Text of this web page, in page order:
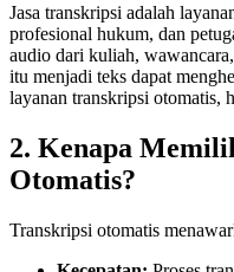
Jasa transkripsi adalah
profesional hukum, dan
audio dari kuliah,
itu menjadi teks dapat
layanan transkripsi otomatis,
2. Kenapa
Otomatis?
Transkripsi otomatis